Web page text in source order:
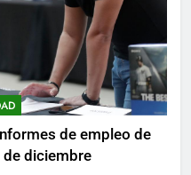
de empleo de
de diciembre